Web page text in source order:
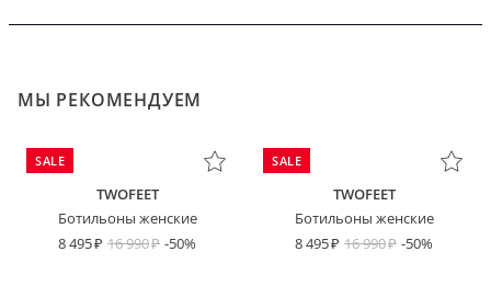
МЫ РЕКОМЕНДУЕМ
SALE
TWOFEET
Ботильоны женские
8 495
16 990 -50%
SALE
TWOFEET
Ботильоны женские
8 495
16 990 -50%